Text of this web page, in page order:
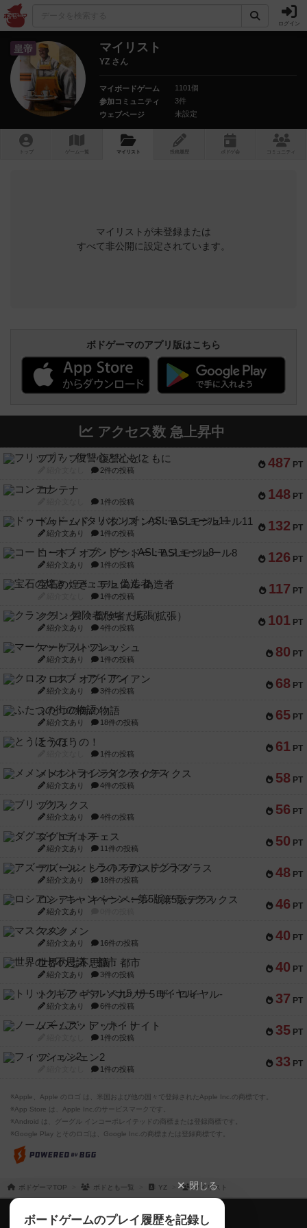
ログイン
皇帝 マイリスト
YZ さん
マイボードゲーム
1101個
参加コミュニティ
3件
ウェブページ
未設定
トップ ゲーム一覧 マイリスト 投稿履歴 ボ ドゲ コミュニティ
マイリストが未登録または
すべて非公開に設定されています。
ボドゲーマのアプリ版はこちら
アクセス数 急上昇中
487 PT
フリップ７：復讐心とともに
2件の投稿
148 PT
コンテナ
1件の投稿
132 PT
ドゥームド・バタリオンズ：ASLモジュール11
紹介文あり 1件の投稿
126 PT
コード・オブ・ブシドー：ASLモジュール8
紹介文あり 1件の投稿
117 PT
宝石の煌き：デュエル 偽造者
1件の投稿
101 PT
クランク! ：冒険者たち（拡張）
紹介文あり 4件の投稿
80 PT
マーケットフレッシュ
紹介文あり 1件の投稿
68 PT
クロス・オブ・アイアン
紹介文あり 3件の投稿
65 PT
ふたつの街の物語
紹介文あり 18件の投稿
61 PT
とうほうの！
1件の投稿
58 PT
メメントオンラインタクティクス
紹介文あり 4件の投稿
56 PT
ブリックス
紹介文あり 4件の投稿
50 PT
ダグエイトチェス
紹介文あり 11件の投稿
48 PT
アズール：シントラのステンドグラス
紹介文あり 18件の投稿
46 PT
ロシアン・キャンペーン：第5版デラックス
紹介文あり
40 PT
マスクメン
紹介文あり 16件の投稿
40 PT
世界の七不思議：都市
紹介文あり 3件の投稿
37 PT
トリックギア - ペルソナ5 ザ・ロイヤル-
紹介文あり 6件の投稿
35 PT
ノームズ・アット・ナイト
1件の投稿
33 PT
フィッシェン2
1件の投稿
※Apple、Apple のロゴ は、米国および他の国々で登録されたApple Inc.の商標です。
※App Store は、Apple Inc.のサービスマークです。
※Android は、グーグル インコーポレイテッドの商標または登録商標です。
※Google Play とそのロゴは、Google Inc.の商標または登録商標です。
ボドゲーマTOP ボドとも一覧 YZ マイリスト
閉じる
ボードゲームのプレイ履歴を記録し
ボドゲーマTOP